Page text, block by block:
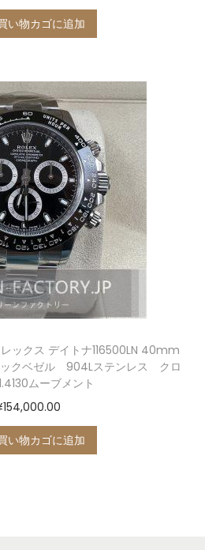
い物カゴに追加
ックス デイトナ116500LN 40mm
ックベゼル 904Lステンレス クロ
ムーブメント
154,000.00
い物カゴに追加